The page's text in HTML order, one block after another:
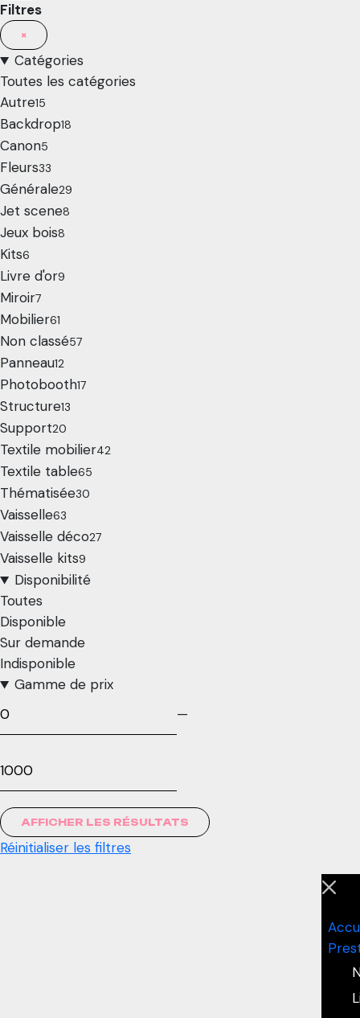
Filtres
×
Catégories
Toutes les catégories
Autre15
Backdrop18
Canon5
Fleurs33
Générale29
Jet scene8
Jeux bois8
Kits6
Livre d'or9
Miroir7
Mobilier61
Non classé57
Panneau12
Photobooth17
Structure13
Support20
Textile mobilier42
Textile table65
Thématisée30
Vaisselle63
Vaisselle déco27
Vaisselle kits9
Disponibilité
Toutes
Disponible
Sur demande
Indisponible
Gamme de prix
—
AFFICHER LES RÉSULTATS
Réinitialiser les filtres